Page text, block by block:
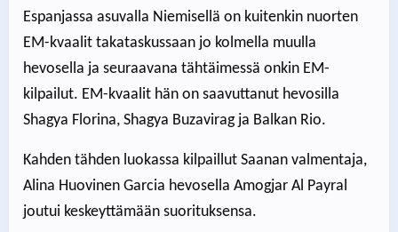
Espanjassa asuvalla Niemisellä on kuitenkin nuorten
EM-kvaalit takataskussaan jo kolmella muulla
hevosella ja seuraavana tähtäimessä onkin EM-
kilpailut. EM-kvaalit hän on saavuttanut hevosilla
Shagya Florina, Shagya Buzavirag ja Balkan Rio.
Kahden tähden luokassa kilpaillut Saanan valmentaja,
Alina Huovinen Garcia hevosella Amogjar Al Payral
joutui keskeyttämään suorituksensa.